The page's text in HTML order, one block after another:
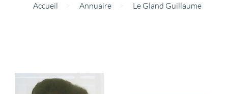
Accueil Annuaire Le Gland Guillaume